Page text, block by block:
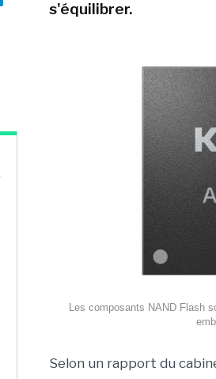
s'équilibrer.
Les composants NAND Flash
Selon un rapport du